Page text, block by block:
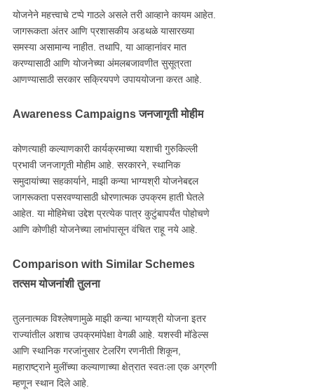
योजनेने महत्त्वाचे टप्पे गाठले असले तरी आव्हाने कायम आहेत.
जागरूकता अंतर आणि प्रशासकीय अडथळे यासारख्या
समस्या असामान्य नाहीत. तथापि, या आव्हानांवर मात
करण्यासाठी आणि योजनेच्या अंमलबजावणीत सुसूत्रता
आणण्यासाठी सरकार सक्रियपणे उपाययोजना करत आहे.
Awareness Campaigns जनजागृती मोहीम
कोणत्याही कल्याणकारी कार्यक्रमाच्या यशाची गुरुकिल्ली
प्रभावी जनजागृती मोहीम आहे. सरकारने, स्थानिक
समुदायांच्या सहकार्याने, माझी कन्या भाग्यश्री योजनेबद्दल
जागरूकता पसरवण्यासाठी धोरणात्मक उपक्रम हाती घेतले
आहेत. या मोहिमेचा उद्देश प्रत्येक पात्र कुटुंबापर्यंत पोहोचणे
आणि कोणीही योजनेच्या लाभांपासून वंचित राहू नये आहे.
Comparison with Similar Schemes
तत्सम योजनांशी तुलना
तुलनात्मक विश्लेषणामुळे माझी कन्या भाग्यश्री योजना इतर
राज्यांतील अशाच उपक्रमांपेक्षा वेगळी आहे. यशस्वी मॉडेल्स
आणि स्थानिक गरजांनुसार टेलरिंग रणनीती शिकून,
महाराष्ट्राने मुलींच्या कल्याणाच्या क्षेत्रात स्वतःला एक अग्रणी
म्हणून स्थान दिले आहे.